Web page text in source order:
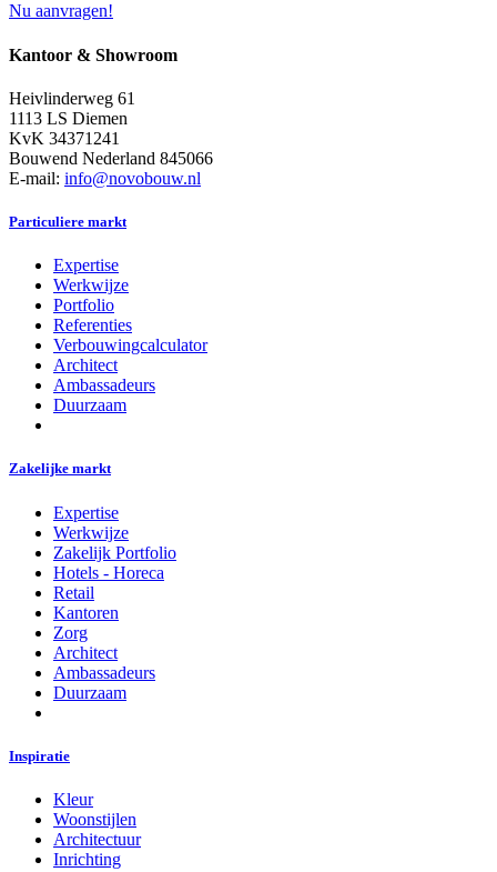
Nu aanvragen!
Kantoor & Showroom
Heivlinderweg 61
1113 LS Diemen
KvK 34371241
Bouwend Nederland 845066
E-mail: info@novobouw.nl
Particuliere markt
Expertise
Werkwijze
Portfolio
Referenties
Verbouwingcalculator
Architect
Ambassadeurs
Duurzaam
Zakelijke markt
Expertise
Werkwijze
Zakelijk Portfolio
Hotels - Horeca
Retail
Kantoren
Zorg
Architect
Ambassadeurs
Duurzaam
Inspiratie
Kleur
Woonstijlen
Architectuur
Inrichting